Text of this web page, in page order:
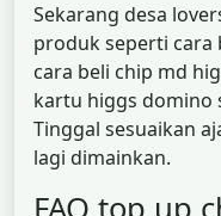
Sekarang desa
produk seperti cara
cara beli chip md
kartu higgs domino
Tinggal sesuaikan
lagi dimainkan.